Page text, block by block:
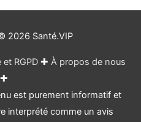
2026 Santé.VIP
RGPD✚ À propos de nous
✚
est purement informatif et
interprété comme un avis